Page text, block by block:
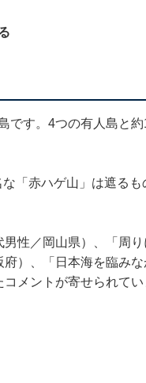
です。4つの有人島と
「赤ハゲ山」は遮る
性／岡山県）、「周
）、「日本海を臨み
メントが寄せられてい